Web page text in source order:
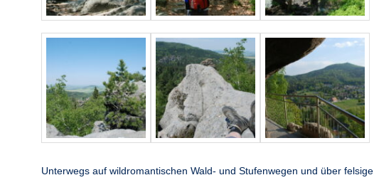
Unterwegs auf wildromantischen Wald- und Stufenwegen und über felsige